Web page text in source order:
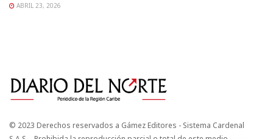
ABRIL 23, 2026
© 2023 Derechos reservados a Gámez Editores - Sistema Cardenal